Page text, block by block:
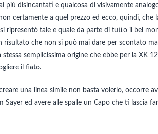
più disincantati e qualcosa di visivamente
certamente a quel prezzo ed ecco, quindi, che
ripresentò tale e quale da parte di tutto il bel
risultato che non si può mai dare per scontato
stessa semplicissima origine che ebbe per la XK
il fiato.
una linea simile non basta volerlo, occorre
Sayer ed avere alle spalle un Capo che ti lascia